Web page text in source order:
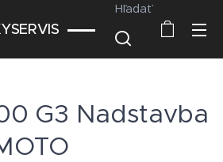
Hľadať
G3 Nadstavba